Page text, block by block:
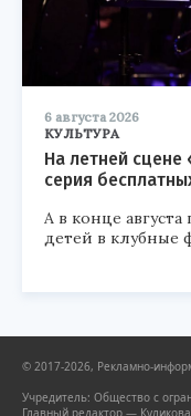
6 августа 2026
КУЛЬТУРА
На летней
серия
А в конце августа
детей в клубные
© 2017-2026, Рекламно-
Учредитель: Общество с
Главный редактор —